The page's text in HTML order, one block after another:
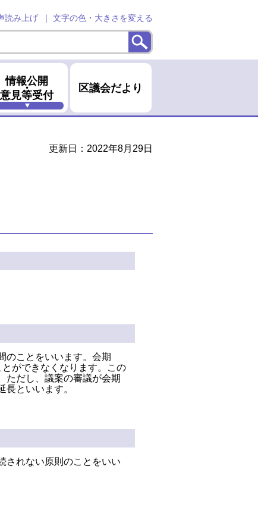
読み上げ 文字の色・大きさを変える
情報公開
・
意見等受付
区議会だより
更新日：2022年8月29日
のことをいいます。会期
ができなくなります。この
ただし、議案の審議が会期
といいます。
されない原則のことをいい